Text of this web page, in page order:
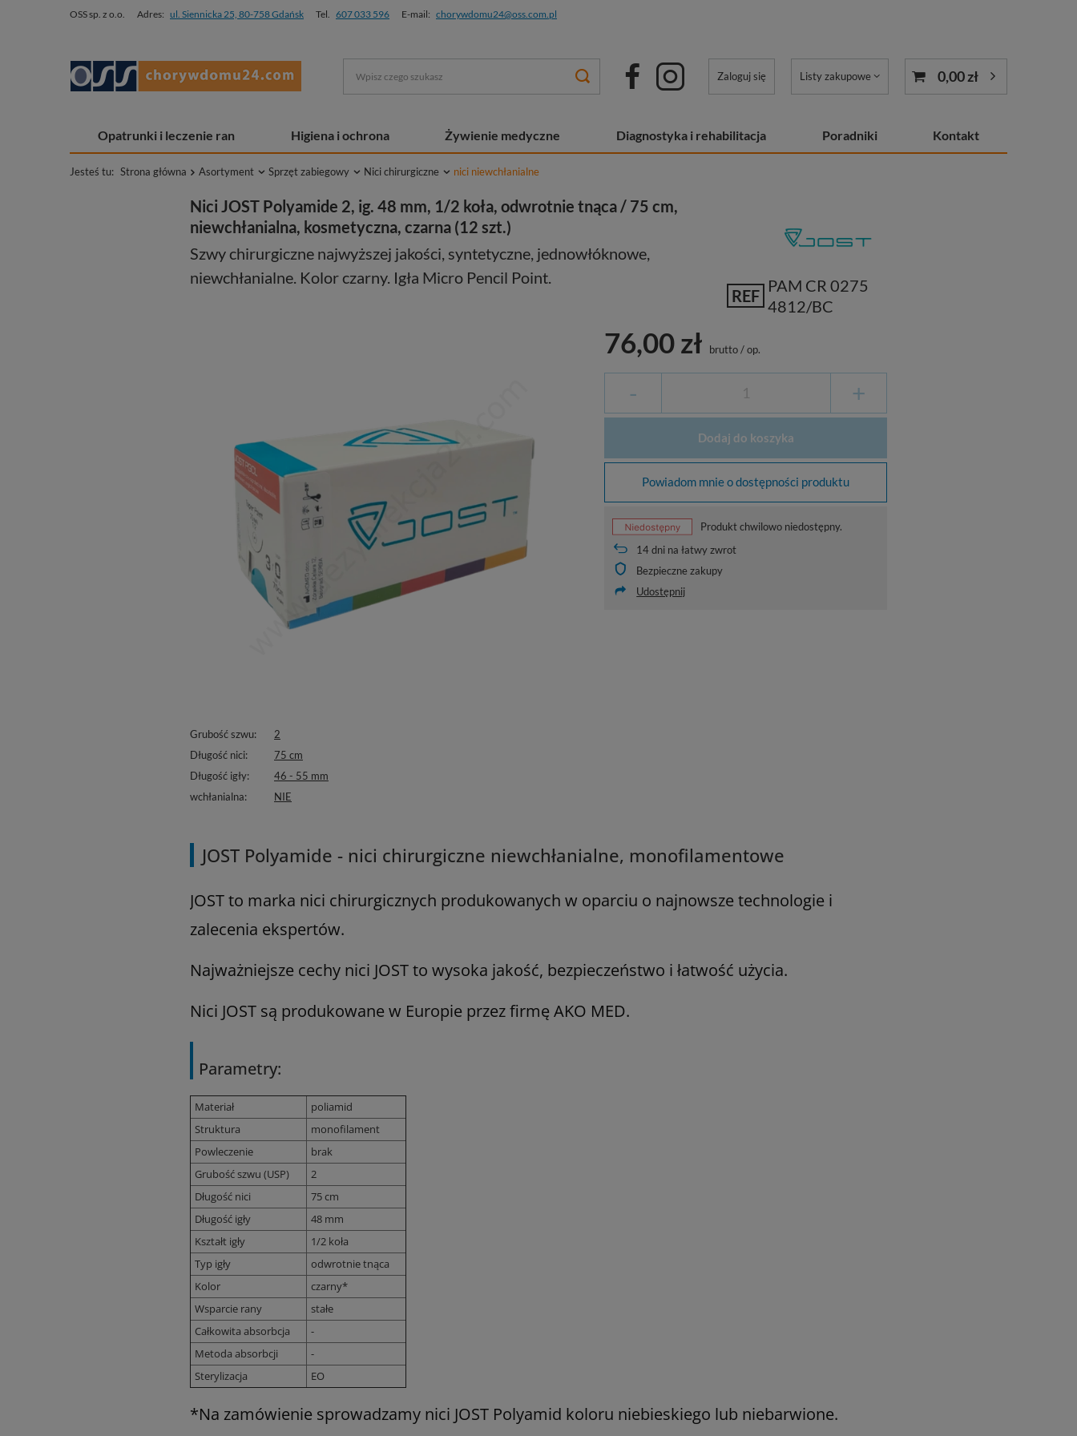
OSS sp. z o.o. Adres: ul. Siennicka 25, 80-758 Gdańsk Tel. 607 033 596 E-mail: chorywdomu24@oss.com.pl
Zaloguj się Listy zakupowe 0,00 zł
Opatrunki i leczenie ran Higiena i ochrona Żywienie medyczne Diagnostyka i rehabilitacja Poradniki Kontakt
Jesteś tu: Strona główna Asortyment Sprzęt zabiegowy Nici chirurgiczne nici niewchłanialne
Grubość szwu
2
Długość nici
75 cm
Długość igły
46 - 55 mm
wchłanialna
NIE
Nici JOST Polyamide 2, ig. 48 mm, 1/2 koła, odwrotnie tnąca / 75 cm,
niewchłanialna, kosmetyczna, czarna (12 szt.)
Szwy chirurgiczne najwyższej jakości, syntetyczne, jednowłóknowe,
niewchłanialne. Kolor czarny. Igła Micro Pencil Point.
REF
PAM CR 0275
4812/BC
76,00 zł brutto/op.
- +
Dodaj do koszyka
Powiadom mnie o dostępności produktu
Produkt chwilowo niedostępny.
14dni na łatwy zwrot
Bezpieczne zakupy
Udostępnij
JOST Polyamide - nici chirurgiczne niewchłanialne, monofilamentowe
JOST to marka nici chirurgicznych produkowanych w oparciu o najnowsze technologie i
zalecenia ekspertów.
Najważniejsze cechy nici JOST to wysoka jakość, bezpieczeństwo i łatwość użycia.
Nici JOST są produkowane w Europie przez firmę AKO MED.
Parametry:
Materiał
poliamid
Struktura
monofilament
Powleczenie
brak
Grubość szwu (USP)
2
Długość nici
75 cm
Długość igły
48 mm
Kształt igły
1/2 koła
Typ igły
odwrotnie tnąca
Kolor
czarny*
Wsparcie rany
stałe
Całkowita absorbcja
-
Metoda absorbcji
-
Sterylizacja
EO
*Na zamówienie sprowadzamy nici JOST Polyamid koloru niebieskiego lub niebarwione.